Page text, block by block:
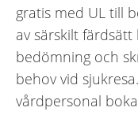
gratis med UL till
av särskilt
bedömning och
behov vid
vårdpersonal